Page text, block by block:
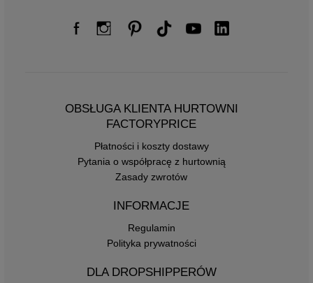
OBSŁUGA KLIENTA HURTOWNI
FACTORYPRICE
Płatności i koszty dostawy
Pytania o współpracę z hurtownią
Zasady zwrotów
INFORMACJE
Regulamin
Polityka prywatności
DLA DROPSHIPPERÓW